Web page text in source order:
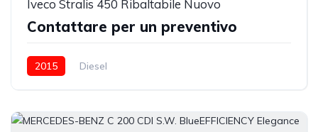
Iveco Stralis 450 Ribaltabile Nuovo
Contattare per un preventivo
2015 Diesel